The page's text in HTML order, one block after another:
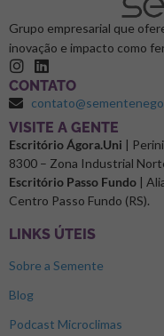
Grupo empresarial que
inovação e impacto como
CONTATO
⁠VISITE A GENTE
Escritório Ágora.Uni |
8300 – Zona Industrial
Escritório Passo Fundo |
Centro Passo Fundo (RS).
LINKS ÚTEIS
Sobre a Semente
Blog
Podcast Microclimas